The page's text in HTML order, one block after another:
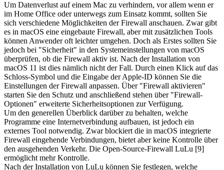
Um Datenverlust auf einem Mac zu verhindern, vor allem wenn er
im Home Office oder unterwegs zum Einsatz kommt, sollten Sie
sich verschiedene Möglichkeiten der Firewall anschauen. Zwar gibt
es in macOS eine eingebaute Firewall, aber mit zusätzlichen Tools
können Anwender oft leichter umgehen. Doch als Erstes sollten Sie
jedoch bei "Sicherheit" in den Systemeinstellungen von macOS
überprüfen, ob die Firewall aktiv ist. Nach der Installation von
macOS 11 ist dies nämlich nicht der Fall. Durch einen Klick auf das
Schloss-Symbol und die Eingabe der Apple-ID können Sie die
Einstellungen der Firewall anpassen. Über "Firewall aktivieren"
starten Sie den Schutz und anschließend stehen über "Firewall-
Optionen" erweiterte Sicherheitsoptionen zur Verfügung.
Um den generellen Überblick darüber zu behalten, welche
Programme eine Internetverbindung aufbauen, ist jedoch ein
externes Tool notwendig. Zwar blockiert die in macOS integrierte
Firewall eingehende Verbindungen, bietet aber keine Kontrolle über
den ausgehenden Verkehr. Die Open-Source-Firewall LuLu [9]
ermöglicht mehr Kontrolle.
Nach der Installation von LuLu können Sie festlegen, welche